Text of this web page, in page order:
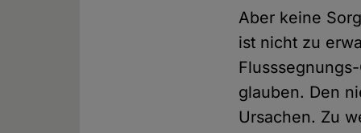
Aber keine
ist nicht zu
glauben. Den
Ursachen. Zu